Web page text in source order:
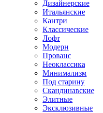
Дизайнерские
Итальянские
Кантри
Классические
Лофт
Модерн
Прованс
Неоклассика
Минимализм
Под старину
Скандинавские
Элитные
Эксклюзивные